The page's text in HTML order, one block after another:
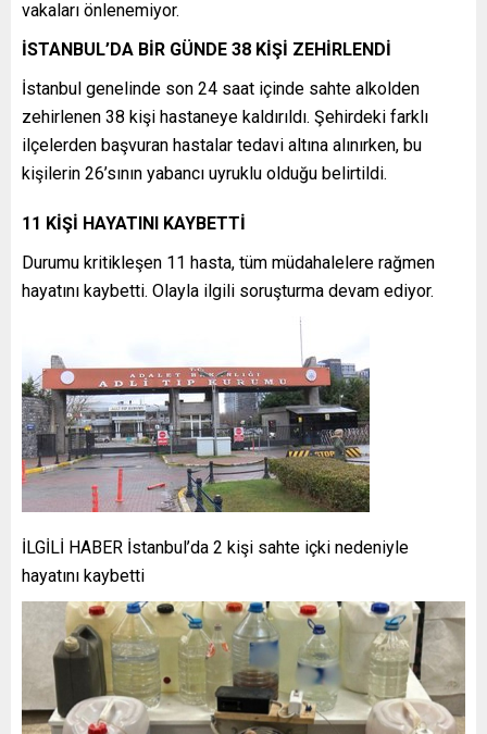
vakaları önlenemiyor.
İSTANBUL’DA BİR GÜNDE 38 KİŞİ ZEHİRLENDİ
İstanbul genelinde son 24 saat içinde sahte alkolden
zehirlenen 38 kişi hastaneye kaldırıldı. Şehirdeki farklı
ilçelerden başvuran hastalar tedavi altına alınırken, bu
kişilerin 26’sının yabancı uyruklu olduğu belirtildi.
11 KİŞİ HAYATINI KAYBETTİ
Durumu kritikleşen 11 hasta, tüm müdahalelere rağmen
hayatını kaybetti. Olayla ilgili soruşturma devam ediyor.
İLGİLİ HABER İstanbul’da 2 kişi sahte içki nedeniyle
hayatını kaybetti